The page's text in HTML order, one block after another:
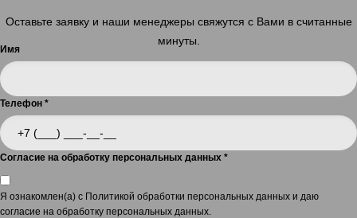
Оставьте заявку и наши менеджеры свяжутся с Вами в считанные
минуты.
Имя
Телефон *
Согласие на обработку персональных данных *
Я ознакомлен(а) с Политикой обработки персональных данных и даю
согласие на обработку персональных данных